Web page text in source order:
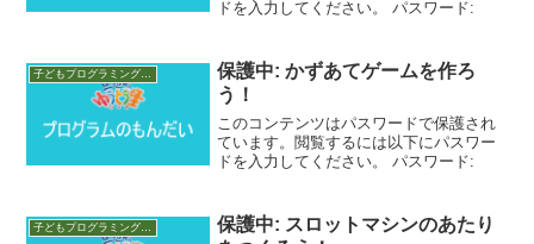
ドを入力してください。 パスワード:
子どもプログラミング教室 素材
保護中: かずあてゲームを作ろ
う！
このコンテンツはパスワードで保護され
ています。閲覧するには以下にパスワー
ドを入力してください。 パスワード:
子どもプログラミング教室 素材
保護中: スロットマシンのあたり